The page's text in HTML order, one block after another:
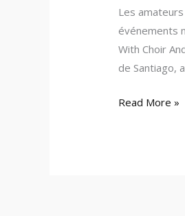
Les
événements
With Choir
de Santiago,
Read More »